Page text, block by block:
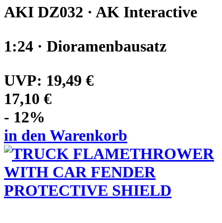
AKI DZ032 · AK Interactive
1:24 · Dioramenbausatz
UVP: 19,49 €
17,10 €
- 12%
in den Warenkorb